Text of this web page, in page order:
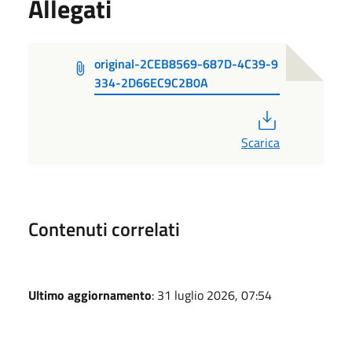
Allegati
original-2CEB8569-687D-4C39-9
334-2D66EC9C2B0A
Scarica
Contenuti correlati
Ultimo aggiornamento: 31 luglio 2026, 07:54